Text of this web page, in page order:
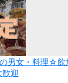
男女・料理☆飲
歓迎